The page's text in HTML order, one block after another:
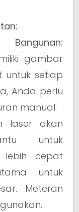
gambar
setiap
Anda perlu
manual.
laser akan
untuk
lebih cepat
untuk
Meteran